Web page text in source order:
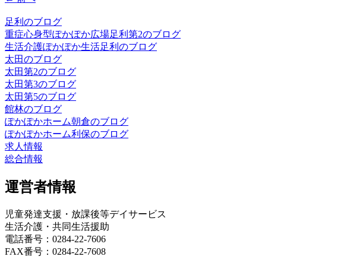
足利のブログ
重症心身型ぽかぽか広場足利第2のブログ
生活介護ぽかぽか生活足利のブログ
太田のブログ
太田第2のブログ
太田第3のブログ
太田第5のブログ
館林のブログ
ぽかぽかホーム朝倉のブログ
ぽかぽかホーム利保のブログ
求人情報
総合情報
運営者情報
児童発達支援・放課後等デイサービス
生活介護・共同生活援助
電話番号：0284-22-7606
FAX番号：0284-22-7608